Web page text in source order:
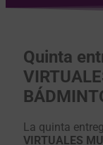
Quinta
La quinta
VIRTUALES